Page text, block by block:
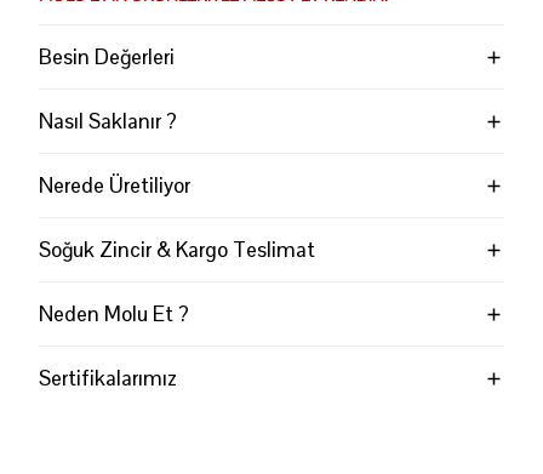
Besin Değerleri
Nasıl Saklanır ?
Nerede Üretiliyor
Soğuk Zincir & Kargo Teslimat
Neden Molu Et ?
Sertifikalarımız